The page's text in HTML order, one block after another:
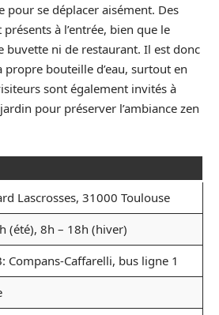
pour se déplacer aisément. Des
à l’entrée, bien que le
buvette ni de restaurant. Il est donc
propre bouteille d’eau, surtout en
sont également invités à
pour préserver l’ambiance zen
Lascrosses, 31000 Toulouse
(été), 8h – 18h (hiver)
Compans-Caffarelli, bus ligne 1